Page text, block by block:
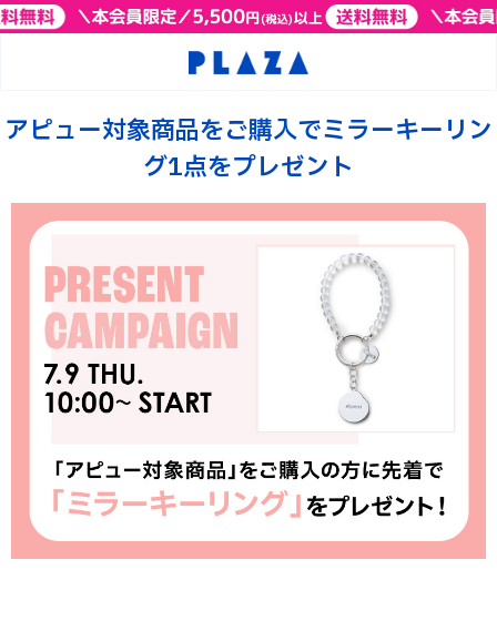
アピュー対象商品をご購入でミラーキーリン
グ1点をプレゼント